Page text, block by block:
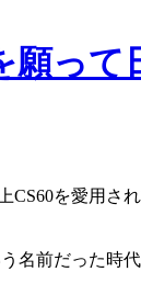
を愛用さ
前だった時